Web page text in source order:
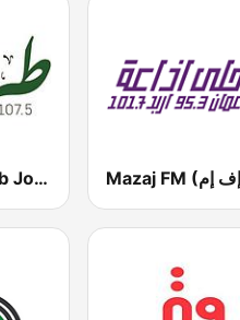
Rotana Tarab Jordan ( راديو روتانا طرب الاردن)